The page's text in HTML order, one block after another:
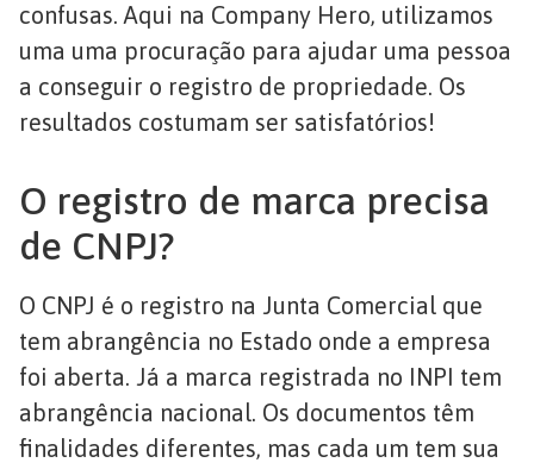
confusas. Aqui na Company Hero, utilizamos
uma uma procuração para ajudar uma pessoa
a conseguir o registro de propriedade. Os
resultados costumam ser satisfatórios!
O registro de marca precisa
de CNPJ?
O CNPJ é o registro na Junta Comercial que
tem abrangência no Estado onde a empresa
foi aberta. Já a marca registrada no INPI tem
abrangência nacional. Os documentos têm
finalidades diferentes, mas cada um tem sua